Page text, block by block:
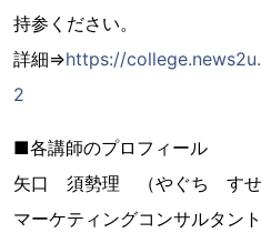
持参ください。
詳細⇒https://
2
■各講師のプロフィール
矢口 須勢理 （やぐち すせ
マーケティングコンサルタン